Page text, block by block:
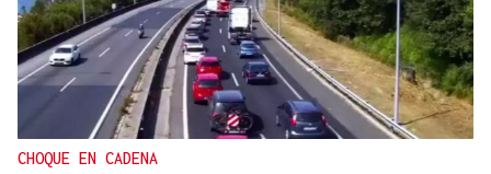
CHOQUE EN CADENA